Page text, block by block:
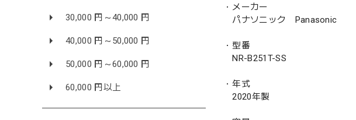
30,000 円～40,000 円
40,000 円～50,000 円
50,000 円～60,000 円
60,000 円以上
・メーカー
パナソニック Panasonic
・型番
NR-B251T-SS
・年式
2020年製